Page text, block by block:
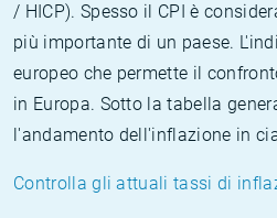
/ HICP). Spesso il CPI è
più importante di un paese.
europeo che permette il
in Europa. Sotto la tabella
l'andamento dell'inflazione in
Controlla gli attuali tassi di